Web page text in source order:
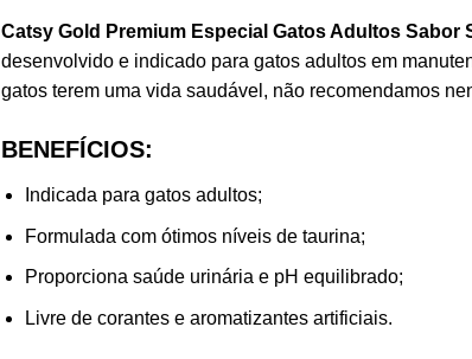
Catsy Gold Premium Especial Gatos Adultos Sabor
desenvolvido e indicado para gatos adultos em
gatos terem uma vida saudável, não recomendamos
BENEFÍCIOS:
Indicada para gatos adultos;
Formulada com ótimos níveis de taurina;
Proporciona saúde urinária e pH equilibrado;
Livre de corantes e aromatizantes artificiais.